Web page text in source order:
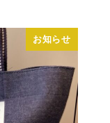
お知らせ